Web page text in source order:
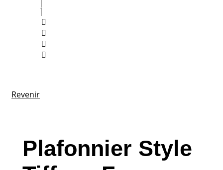
Revenir
Plafonnier Style